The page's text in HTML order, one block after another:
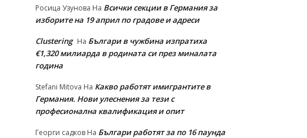
Росица Узунова На Всички секции в Германия за
изборите на 19 април по градове и адреси
Clustering На Българи в чужбина изпратиха
€1,320 милиарда в родината си през миналата
година
Stefani Mitova На Какво работят имигрантите в
Германия. Нови улеснeния за тези с
професионална квалификация и опит
Георги садков На Българи работят за по 16 паунда